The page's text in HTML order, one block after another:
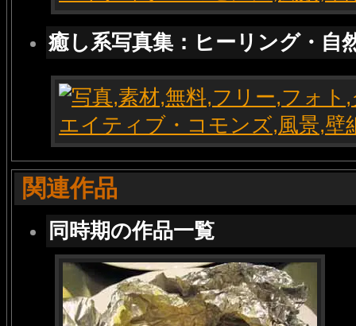
癒し系写真集：ヒーリング・自
関連作品
同時期の作品一覧